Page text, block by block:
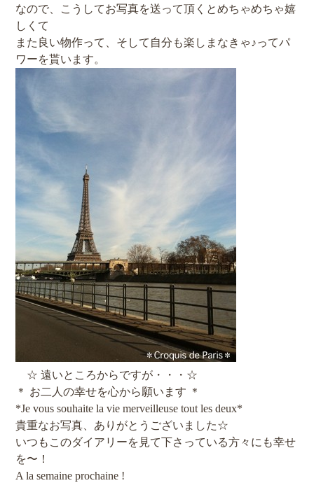
なので、こうしてお写真を送って頂くとめちゃめちゃ嬉
しくて
また良い物作って、そして自分も楽しまなきゃ♪ってパ
ワーを貰います。
☆ 遠いところからですが・・・☆
＊ お二人の幸せを心から願います ＊
*Je vous souhaite la vie merveilleuse tout les deux*
貴重なお写真、ありがとうございました☆
いつもこのダイアリーを見て下さっている方々にも幸せ
を〜！
A la semaine prochaine !